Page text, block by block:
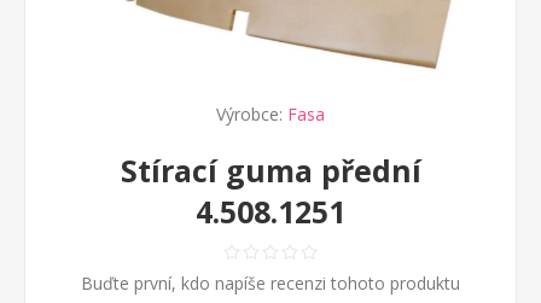
Výrobce: Fasa
Stírací guma přední
4.508.1251
Buďte první, kdo napíše recenzi tohoto produktu